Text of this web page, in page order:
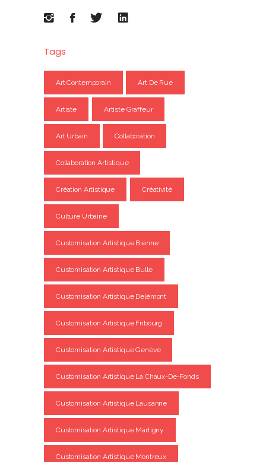
Tags
Art Contemporain Art De Rue
Artiste Artiste Graffeur
Art Urbain Collaboration
Collaboration Artistique
Création Artistique Créativité
Culture Urbaine
Customisation Artistique Bienne
Customisation Artistique Bulle
Customisation Artistique Delémont
Customisation Artistique Fribourg
Customisation Artistique Genève
Customisation Artistique La Chaux-De-Fonds
Customisation Artistique Lausanne
Customisation Artistique Martigny
Customisation Artistique Montreux